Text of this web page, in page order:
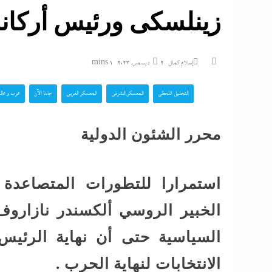
و7 مديرى إدارات: تفاصيل...
فوق القانون والأزمة أكبر...
الشرع يروج للسلام
تزامنا مع توسيعها الاحتلال في...
زينلسكى ورئيس
إسلام كمال 2 ديسمبر، 2023 1 mins
التحليل اللحظي المعسكر الشرقي المعسكر الغربي جاءنا الآن عرب و
محرر الشئون الدولية
استمرارا للتطورات
الخبير الروسي ألكسندر
السياسية حتى أن نهاية
الانتخابات لنهاية الحرب .